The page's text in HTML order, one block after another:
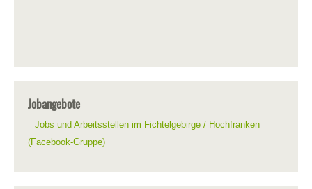
Jobangebote
Jobs und Arbeitsstellen im Fichtelgebirge / Hochfranken
(Facebook-Gruppe)